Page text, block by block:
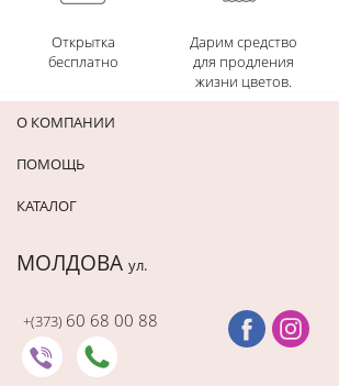
Открытка
бесплатно
Дарим средство
для продления
жизни цветов.
О КОМПАНИИ
ПОМОЩЬ
КАТАЛОГ
МОЛДОВА ул.
+(373) 60 68 00 88